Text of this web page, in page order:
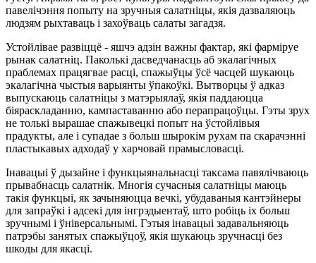
павелічэння попыту на зручныя салатніцы, якія дазваляюць
людзям рыхтаваць і захоўваць салаты загадзя.
Устойлівае развіццё - яшчэ адзін важны фактар, які фарміруе
рынак салатніц. Паколькі дасведчанасць аб экалагічных
праблемах працягвае расці, спажыўцы ўсё часцей шукаюць
экалагічна чыстыя варыянты ўпакоўкі. Вытворцы ў адказ
выпускаюць салатніцы з матэрыялаў, якія паддаюцца
біяраскладанню, кампаставанню або перапрацоўцы. Гэты зрух
не толькі вырашае спажывецкі попыт на ўстойлівыя
прадукты, але і супадае з больш шырокім рухам па скарачэнні
пластыкавых адходаў у харчовай прамысловасці.
Інавацыі ў дызайне і функцыянальнасці таксама павялічваюць
прывабнасць салатнік. Многія сучасныя салатніцы маюць
такія функцыі, як зачыняюцца вечкі, убудаваныя кантэйнеры
для запраўкі і адсекі для інгрэдыентаў, што робіць іх больш
зручнымі і ўніверсальнымі. Гэтыя інавацыі задавальняюць
патрэбы занятых спажыўцоў, якія шукаюць зручнасці без
шкоды для якасці.